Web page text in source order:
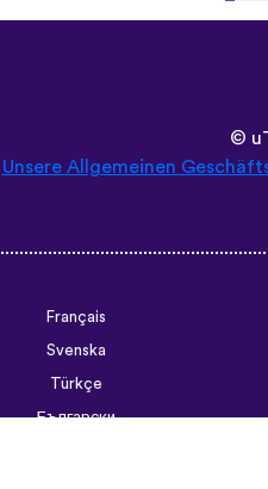
Français
Türkçe
Български
Tiếng Việt